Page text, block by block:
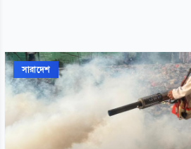
সারাদেশ